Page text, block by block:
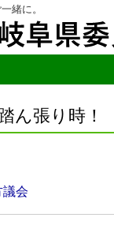
緒に。
ん張り時！
議会